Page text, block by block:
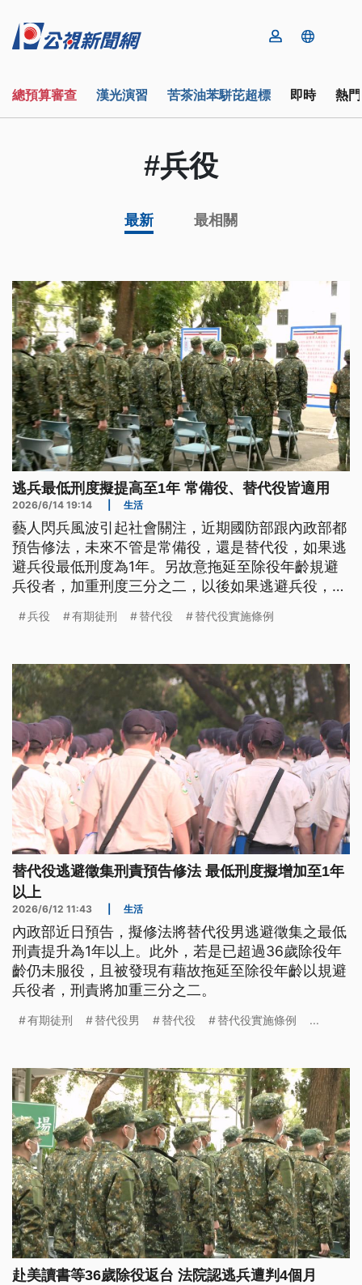
總預算審查 漢光演習 苦茶油苯駢芘超標 即時 熱
#兵役
最新 最相關
逃兵最低刑度擬提高至1年 常備役、替代役皆適用
2026/6/14 19:14 生活
藝人閃兵風波引起社會關注，近期國防部跟內政部都
預告修法，未來不管是常備役，還是替代役，如果逃
避兵役最低刑度為1年。另故意拖延至除役年齡規避
兵役者，加重刑度三分之二，以後如果逃避兵役，不
兵役 有期徒刑 替代役 替代役實施條例
替代役逃避徵集刑責預告修法 最低刑度擬增加至1年
以上
2026/6/12 11:43 生活
內政部近日預告，擬修法將替代役男逃避徵集之最低
刑責提升為1年以上。此外，若是已超過36歲除役年
齡仍未服役，且被發現有藉故拖延至除役年齡以規避
兵役者，刑責將加重三分之二。
有期徒刑 替代役男 替代役 替代役實施條例 ...
赴美讀書等36歲除役返台 法院認逃兵遭判4個月